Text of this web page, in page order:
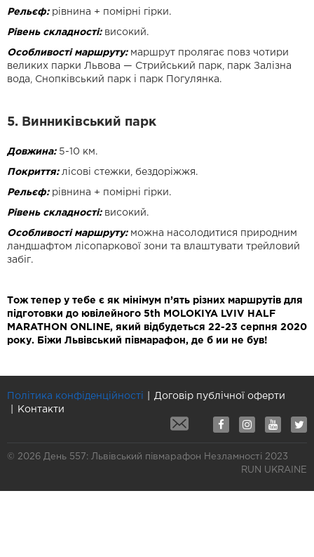
Рельєф: рівнина + помірні гірки.
Рівень складності:високий.
Особливості маршруту:маршрут пролягає повз чотири
великих парки Львова — Стрийський парк, парк Залізна
вода, Снопківський парк і парк Погулянка.
5. Винниківський парк
Довжина: 5-10 км.
Покриття: лісові стежки, бездоріжжя.
Рельєф: рівнина + помірні гірки.
Рівень складності:високий.
Особливості маршруту: можна насолодитися природним
ландшафтом лісопаркової зони та влаштувати трейловий
забіг.
Тож тепер у тебе є як мінімум п’ять різних маршрутів для
підготовки до ювілейного 5th MOLOKIYA LVIV HALF
MARATHON ONLINE, який відбудеться 22-23 серпня 2020
року. Біжи Львівський півмарафон, де б ии не був!
Політика конфіденційності
Договір публічної оферти
Контакти
© 2026 День 557: Львівський півмарафон Незламності 2023
RUN UKRAINE